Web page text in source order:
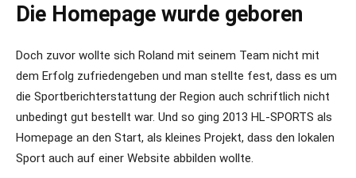
Die Homepage wurde geboren
Doch zuvor wollte sich Roland mit seinem Team nicht mit
dem Erfolg zufriedengeben und man stellte fest, dass es um
die Sportberichterstattung der Region auch schriftlich nicht
unbedingt gut bestellt war. Und so ging 2013 HL-SPORTS als
Homepage an den Start, als kleines Projekt, dass den lokalen
Sport auch auf einer Website abbilden wollte.